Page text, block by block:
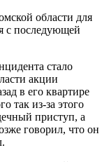
области для
с последующей
стало
акции
в его квартире
так из-за этого
приступ, а
говорил, что он